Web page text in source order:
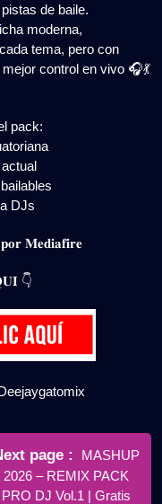
de baile.
moderna,
tema, pero con
control en vivo 🎧💃
pack:
DJs
𝐌𝐞𝐝𝐢𝐚𝐟𝐢𝐫𝐞
👇
page
Newer
Posts
MASHUP
2026 – REMIX PACK
PRO DJ Vol.1 | Gratis